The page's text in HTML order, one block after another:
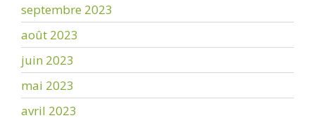
septembre 2023
août 2023
juin 2023
mai 2023
avril 2023